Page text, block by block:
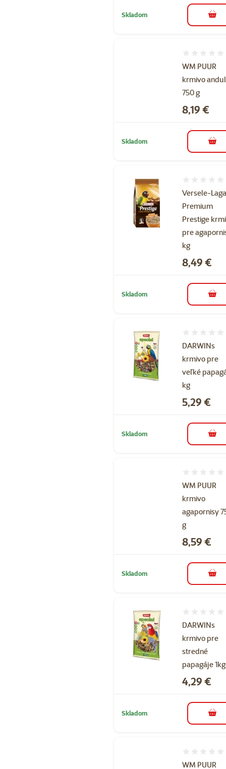
Skladom do
WM PUUR
krmivo
750 g
Cena
8,19 €
Skladom do
Versele-
Premium
Prestige
pre
kg
Cena
8,49 €
Skladom do
DARWINs
krmivo pre
veľké
kg
Cena
5,29 €
Skladom do
WM PUUR
krmivo
agapornisy
g
Cena
8,59 €
Skladom do
DARWINs
krmivo pre
stredné
papagáje 1kg
Cena
4,29 €
Skladom do
WM PUUR